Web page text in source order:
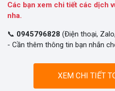
Các bạn xem chi tiết các dịch
nha.
📞 0945796828 (Điện thoại,
- Cần thêm thông tin bạn nhắn
XEM CHI TIẾT